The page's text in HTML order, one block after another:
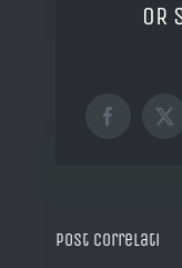
OR
Facebook
X
Post correlati